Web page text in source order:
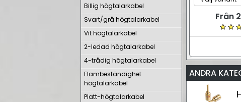
Billig högtalarkabel
Svart/grå högtalarkabel
Vit högtalarkabel
2-ledad högtalarkabel
4-trådig högtalarkabel
Flambeständighet
högtalarkabel
Platt-högtalarkabel
Från
ANDRA